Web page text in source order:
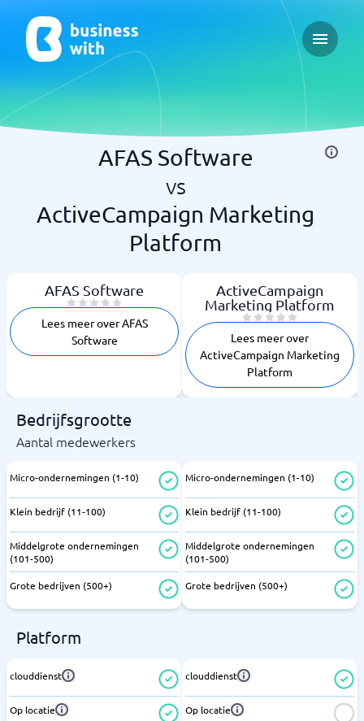
Open
AFAS Software
vs
ActiveCampaign Marketing
Platform
AFAS Software
Lees meer over AFAS
Software
ActiveCampaign
Marketing Platform
Lees meer over
ActiveCampaign Marketing
Platform
Bedrijfsgrootte
Aantal medewerkers
Micro-ondernemingen (1-10)
Klein bedrijf (11-100)
Middelgrote ondernemingen
(101-500)
Grote bedrijven (500+)
Micro-ondernemingen (1-10)
Klein bedrijf (11-100)
Middelgrote ondernemingen
(101-500)
Grote bedrijven (500+)
Platform
clouddienst
Op locatie
clouddienst
Op locatie